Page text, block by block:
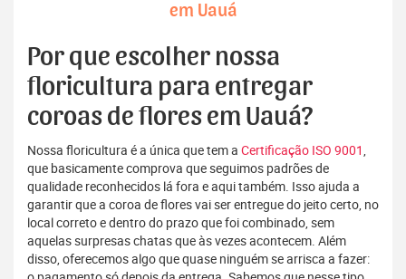
em Uauá
Por que escolher nossa
floricultura para entregar
coroas de flores em Uauá?
Nossa floricultura é a única que tem a Certificação ISO 9001,
que basicamente comprova que seguimos padrões de
qualidade reconhecidos lá fora e aqui também. Isso ajuda a
garantir que a coroa de flores vai ser entregue do jeito certo, no
local correto e dentro do prazo que foi combinado, sem
aquelas surpresas chatas que às vezes acontecem. Além
disso, oferecemos algo que quase ninguém se arrisca a fazer: